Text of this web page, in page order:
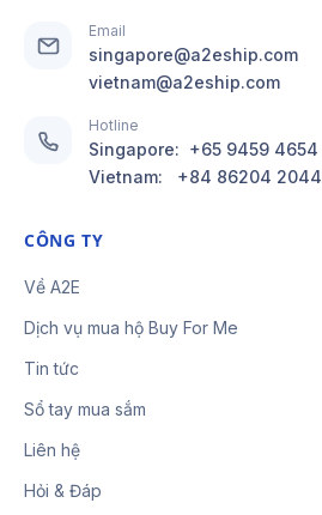
Email
singapore@a2eship.com
vietnam@a2eship.com
Hotline
Singapore: +65 9459 4654
Vietnam: +84 86204 2044
CÔNG TY
Về A2E
Dịch vụ mua hộ Buy For Me
Tin tức
Sổ tay mua sắm
Liên hệ
Hỏi & Đáp